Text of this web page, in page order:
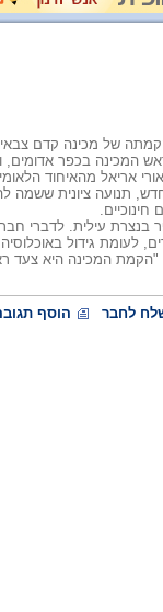
של מכינה קדם
המכינה בכפר
אריאל מהאיחוד
תנועה ציונית ששמה
עילית. לדברי
לעומת גידול
המכינה היא צעד
לחבר הוסף